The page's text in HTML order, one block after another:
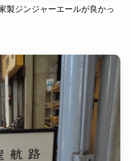
製ジンジャーエールが良かっ